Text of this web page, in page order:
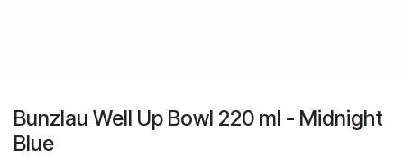
Bunzlau Well Up Bowl 220 ml - Midnight
Blue